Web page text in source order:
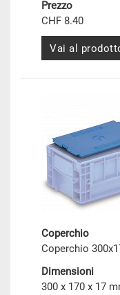
Prezzo
CHF 8.40
Vai al
Coperchio
Coperchio
Dimensioni
300 x 170 x 17